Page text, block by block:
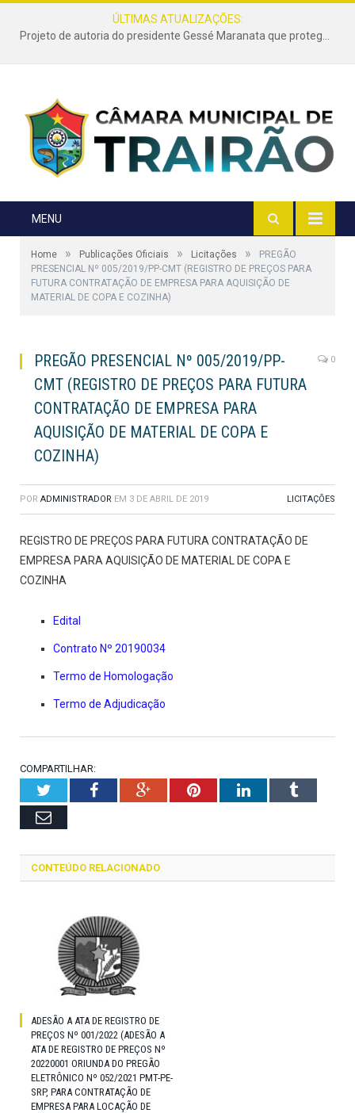
ÚLTIMAS ATUALIZAÇÕES:
Projeto de autoria do presidente Gessé Maranata que protege as estradas vicinais de Trairão é transformado em lei
MENU
Home » Publicações Oficiais » Licitações »
PREGÃO
PRESENCIAL Nº 005/2019/PP-CMT (REGISTRO DE PREÇOS PARA
FUTURA CONTRATAÇÃO DE EMPRESA PARA AQUISIÇÃO DE
MATERIAL DE COPA E COZINHA)
PREGÃO PRESENCIAL Nº 005/2019/PP-
CMT (REGISTRO DE PREÇOS PARA FUTURA
CONTRATAÇÃO DE EMPRESA PARA
AQUISIÇÃO DE MATERIAL DE COPA E
COZINHA)
0
POR ADMINISTRADOR EM 3 DE ABRIL DE 2019 LICITAÇÕES
REGISTRO DE PREÇOS PARA FUTURA CONTRATAÇÃO DE
EMPRESA PARA AQUISIÇÃO DE MATERIAL DE COPA E
COZINHA
Edital
Contrato Nº 20190034
Termo de Homologação
Termo de Adjudicação
COMPARTILHAR:
TwitterFacebookGoogle+PinterestLinkedInTumblr
Email
CONTEÚDO RELACIONADO
ADESÃO A ATA DE REGISTRO DE
PREÇOS Nº 001/2022 (ADESÃO A
ATA DE REGISTRO DE PREÇOS Nº
20220001 ORIUNDA DO PREGÃO
ELETRÔNICO Nº 052/2021 PMT-PE-
SRP, PARA CONTRATAÇÃO DE
EMPRESA PARA LOCAÇÃO DE